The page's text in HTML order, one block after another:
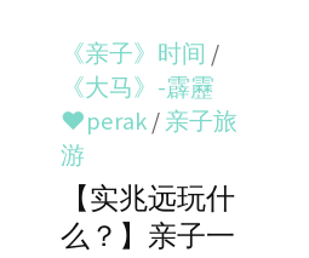
《亲子》时间 /
《大马》-霹靂
♥perak/亲子旅
游
【实兆远玩什
么？】亲子一